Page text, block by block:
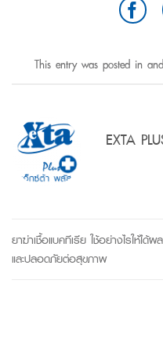
This entry was posted in
EXTA
ยาฆ่าเชื้อแบคทีเรีย ใช้อย่างไรให้ได้ผล
และปลอดภัยต่อสุขภาพ